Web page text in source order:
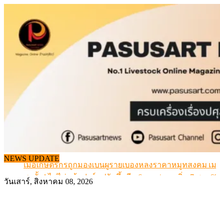
content
NEWS UPDATE
สกัดลักลอบนำเข้าเอ็นโคแช่แข็งกว่า 12.6 ตัน สมุทรสาคร
เมื่อเกษตรกรถูกมองเป็นผู้ร้ายเบื้องหลังราคาหมูที่สังคมไม่
สุดอั้น! ไข่ไก่หน้าฟาร์มปรับขึ้นอีก 6 บาท/แผง เริ่ม 7 ส.ค.69
ข้อมูลราคา สุกรมีชีวิตหน้าฟาร์ม พระที่ 6 สิงหาคม 2569
วันเสาร์, สิงหาคม 08, 2026